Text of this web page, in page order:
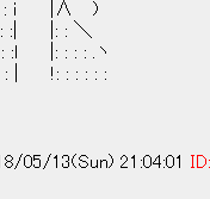
ｉ |∧ )
: : : :| |: : ＼
: : :l |: : : : .ヽ
: | !: : : : : :
05/13(Sun) 21:04:01 ID: